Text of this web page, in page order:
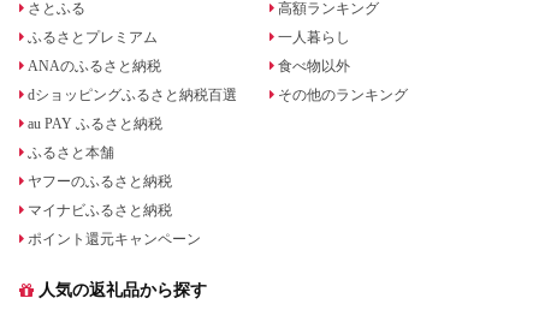
さとふる
ふるさとプレミアム
ANAのふるさと納税
dショッピングふるさと納税百選
au PAY ふるさと納税
ふるさと本舗
ヤフーのふるさと納税
マイナビふるさと納税
ポイント還元キャンペーン
高額ランキング
一人暮らし
食べ物以外
その他のランキング
人気の返礼品から探す